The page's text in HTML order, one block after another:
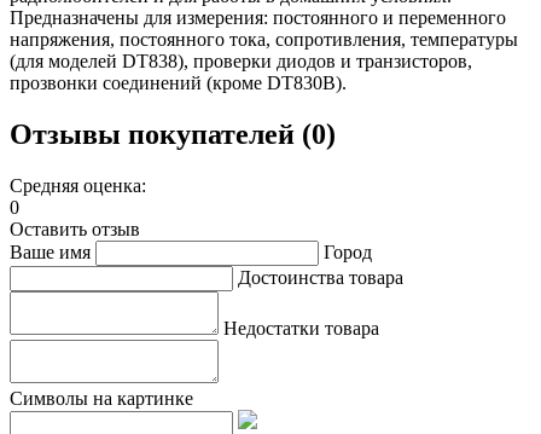
Предназначены для измерения: постоянного и переменного
напряжения, постоянного тока, сопротивления, температуры
(для моделей DT838), проверки диодов и транзисторов,
прозвонки соединений (кроме DT830B).
Отзывы покупателей (0)
Средняя оценка:
0
Оставить отзыв
Ваше имя
Город
Достоинства товара
Недостатки товара
Символы на картинке